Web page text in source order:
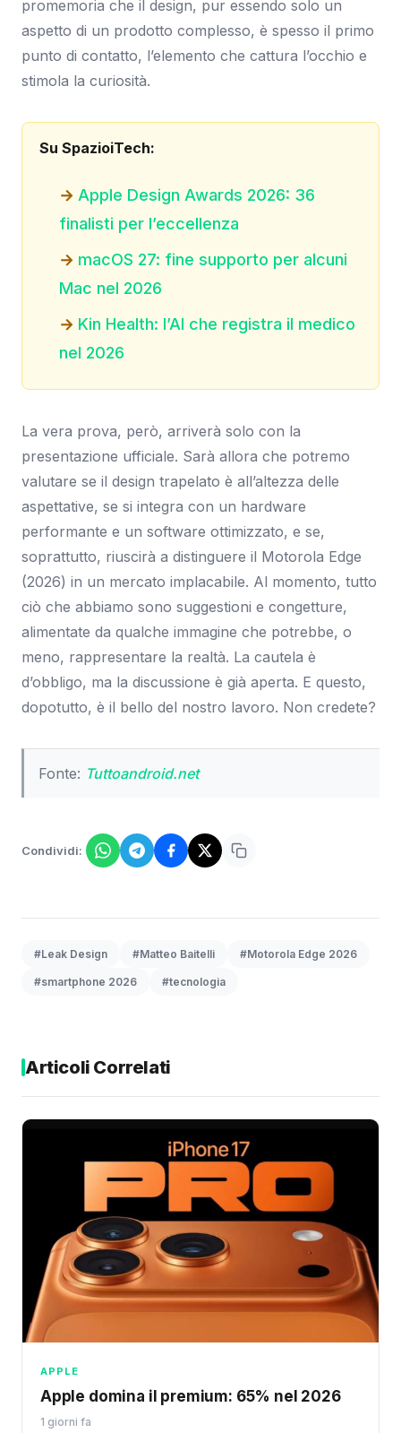
promemoria che il design, pur essendo solo un
aspetto di un prodotto complesso, è spesso il primo
punto di contatto, l’elemento che cattura l’occhio e
stimola la curiosità.
Su SpazioiTech:
Apple Design Awards 2026: 36
finalisti per l’eccellenza
macOS 27: fine supporto per alcuni
Mac nel 2026
Kin Health: l’AI che registra il medico
nel 2026
La vera prova, però, arriverà solo con la
presentazione ufficiale. Sarà allora che potremo
valutare se il design trapelato è all’altezza delle
aspettative, se si integra con un hardware
performante e un software ottimizzato, e se,
soprattutto, riuscirà a distinguere il Motorola Edge
(2026) in un mercato implacabile. Al momento, tutto
ciò che abbiamo sono suggestioni e congetture,
alimentate da qualche immagine che potrebbe, o
meno, rappresentare la realtà. La cautela è
d’obbligo, ma la discussione è già aperta. E questo,
dopotutto, è il bello del nostro lavoro. Non credete?
Fonte: Tuttoandroid.net
Condividi:
#Leak Design #Matteo Baitelli #Motorola Edge 2026
#smartphone 2026 #tecnologia
Articoli Correlati
APPLE
Apple domina il premium: 65% nel 2026
1 giorni fa